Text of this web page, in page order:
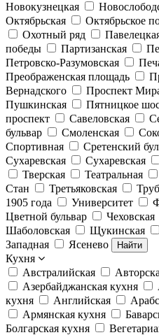
Новокузнецкая
Октябрьская
Октябрьское
Охотный ряд
победы
Партизанская
Петровско-Разумовская
Преображенская площадь
Вернадского
Проспект
Пушкинская
Пятницкое
проспект
Савеловская
бульвар
Смоленская
Спортивная
Сретенский
Сухаревская
Сухаревская
Тверская
Театральная
Стан
Третьяковская
1905 года
Университет
Цветной бульвар
Чеховская
Шаболовская
Щукинская
Западная
Ясенево Найти
Кухня
Австралийская
Азербайджанская кухня
кухня
Английская
Армянская кухня
Болгарская кухня